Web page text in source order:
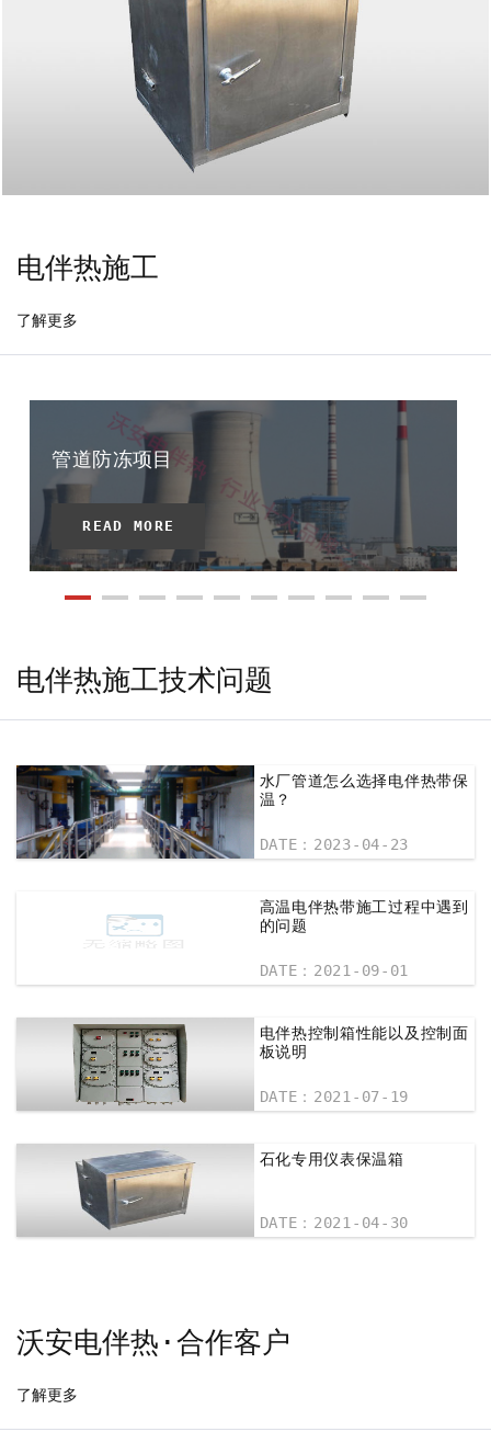
电伴热施工
了解更多
管道防冻项目
READ MORE
电伴热施工技术问题
水厂管道怎么选择电伴热带保
温？
DATE：2023-04-23
高温电伴热带施工过程中遇到
的问题
DATE：2021-09-01
电伴热控制箱性能以及控制面
板说明
DATE：2021-07-19
石化专用仪表保温箱
DATE：2021-04-30
沃安电伴热·合作客户
了解更多